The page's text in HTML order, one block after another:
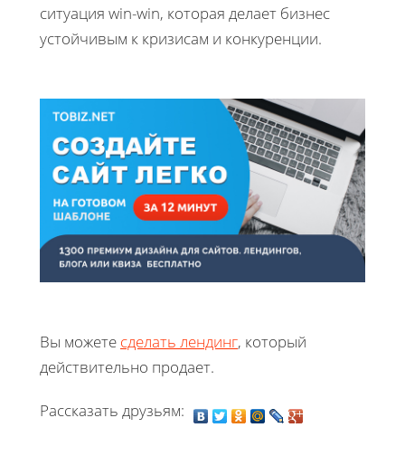
ситуация win-win, которая делает бизнес
устойчивым к кризисам и конкуренции.
Вы можете сделать лендинг, который
действительно продает.
Рассказать друзьям: